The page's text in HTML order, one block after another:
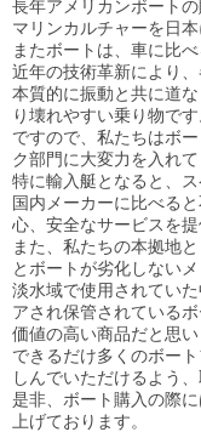
長年アメリカンボート
マリンカルチャーを日
またボートは、車に比
近年の技術革新により
本質的に振動と共に道
り壊れやすい乗り物です
ですので、私たちはボ
ク部門に大変力を入れて
特に輸入艇となると、
国内メーカーに比べる
心、安全なサービスを
また、私たちの本拠地
とボートが劣化しないメ
淡水域で使用されてい
アされ保管されている
価値の高い商品だと思い
できるだけ多くのボー
しんでいただけるよう
是非、ボート購入の際
上げております。